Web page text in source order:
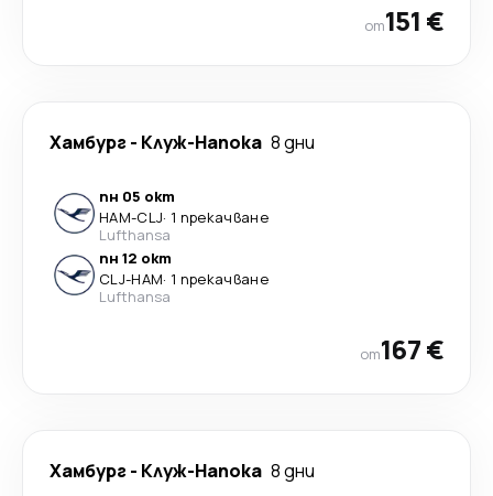
от151 €
Хамбург- Клуж-Напока 8 дни
пн 05 окт
HAM-CLJ· 1 прекачване
Lufthansa
пн 12 окт
CLJ-HAM· 1 прекачване
Lufthansa
от167 €
Хамбург- Клуж-Напока 8 дни